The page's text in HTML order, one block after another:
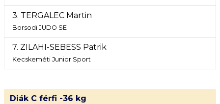
3. TERGALEC Martin
Borsodi JUDO SE
7. ZILAHI-SEBESS Patrik
Kecskeméti Junior Sport
Diák C férfi -36 kg